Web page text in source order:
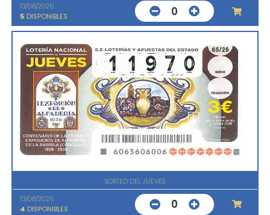
13/08/2026
5 DISPONIBLES 0
SORTEO DEL JUEVES
13/08/2026
4 DISPONIBLES 0